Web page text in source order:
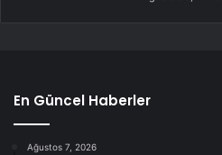
En Güncel Haberler
Ağustos 7, 2026